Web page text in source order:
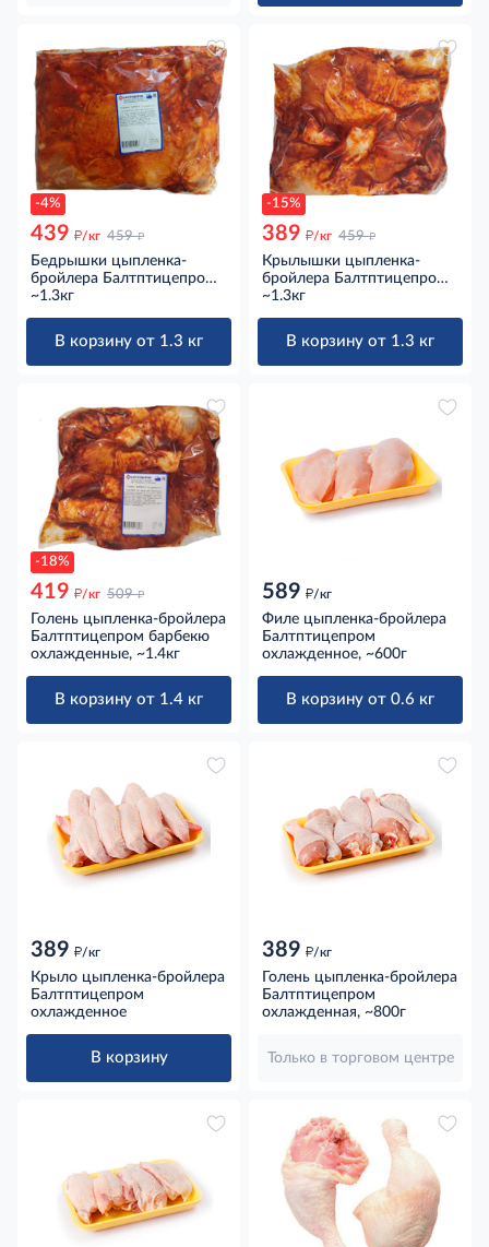
-4%
439 д/кг 459 д
Бедрышки цыпленка-
бройлера Балтптицепром
барбекю охлажденные,
~1.3кг
В корзину от 1.3 кг
-15%
389 д/кг 459 д
Крылышки цыпленка-
бройлера Балтптицепром
барбекю охлажденные,
~1.3кг
В корзину от 1.3 кг
-18%
419 д/кг 509 д
Голень цыпленка-бройлера
Балтптицепром барбекю
охлажденные, ~1.4кг
В корзину от 1.4 кг
589 д/кг
Филе цыпленка-бройлера
Балтптицепром
охлажденное, ~600г
В корзину от 0.6 кг
389 д/кг
Крыло цыпленка-бройлера
Балтптицепром
охлажденное
В корзину
389 д/кг
Голень цыпленка-бройлера
Балтптицепром
охлажденная, ~800г
Только в торговом центре